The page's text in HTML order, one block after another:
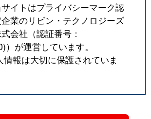
イトはプライバシーマーク認
業のリビン・テクノロジーズ
会社（認証番号：
）が運営しています。
情報は大切に保護されていま